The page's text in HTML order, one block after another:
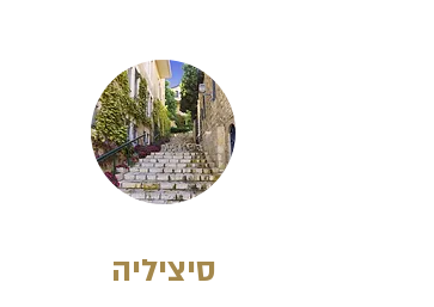
סיציליה